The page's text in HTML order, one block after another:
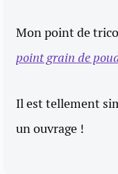
Mon point de
point grain de
Il est tellement
un ouvrage !